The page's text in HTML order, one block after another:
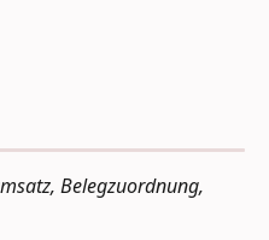
Belegzuordnung,